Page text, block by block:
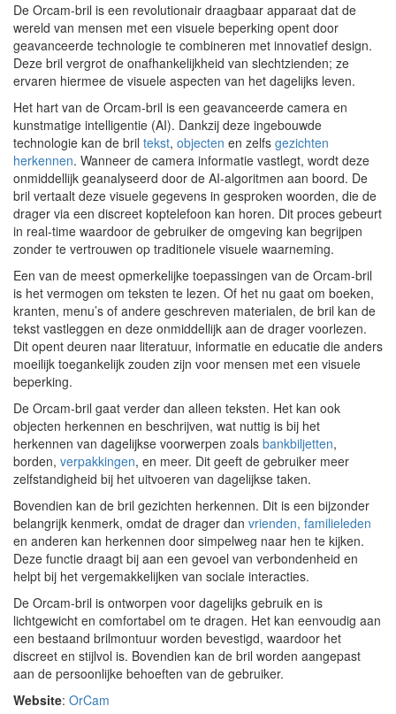
De Orcam-bril is een revolutionair draagbaar apparaat dat de
wereld van mensen met een visuele beperking opent door
geavanceerde technologie te combineren met innovatief design.
Deze bril vergrot de onafhankelijkheid van slechtzienden; ze
ervaren hiermee de visuele aspecten van het dagelijks leven.
Het hart van de Orcam-bril is een geavanceerde camera en
kunstmatige intelligentie (AI). Dankzij deze ingebouwde
technologie kan de bril tekst, objecten en zelfs gezichten
herkennen. Wanneer de camera informatie vastlegt, wordt deze
onmiddellijk geanalyseerd door de AI-algoritmen aan boord. De
bril vertaalt deze visuele gegevens in gesproken woorden, die de
drager via een discreet koptelefoon kan horen. Dit proces gebeurt
in real-time waardoor de gebruiker de omgeving kan begrijpen
zonder te vertrouwen op traditionele visuele waarneming.
Een van de meest opmerkelijke toepassingen van de Orcam-bril
is het vermogen om teksten te lezen. Of het nu gaat om boeken,
kranten, menu’s of andere geschreven materialen, de bril kan de
tekst vastleggen en deze onmiddellijk aan de drager voorlezen.
Dit opent deuren naar literatuur, informatie en educatie die anders
moeilijk toegankelijk zouden zijn voor mensen met een visuele
beperking.
De Orcam-bril gaat verder dan alleen teksten. Het kan ook
objecten herkennen en beschrijven, wat nuttig is bij het
herkennen van dagelijkse voorwerpen zoals bankbiljetten,
borden, verpakkingen, en meer. Dit geeft de gebruiker meer
zelfstandigheid bij het uitvoeren van dagelijkse taken.
Bovendien kan de bril gezichten herkennen. Dit is een bijzonder
belangrijk kenmerk, omdat de drager dan vrienden, familieleden
en anderen kan herkennen door simpelweg naar hen te kijken.
Deze functie draagt bij aan een gevoel van verbondenheid en
helpt bij het vergemakkelijken van sociale interacties.
De Orcam-bril is ontworpen voor dagelijks gebruik en is
lichtgewicht en comfortabel om te dragen. Het kan eenvoudig aan
een bestaand brilmontuur worden bevestigd, waardoor het
discreet en stijlvol is. Bovendien kan de bril worden aangepast
aan de persoonlijke behoeften van de gebruiker.
Website: OrCam